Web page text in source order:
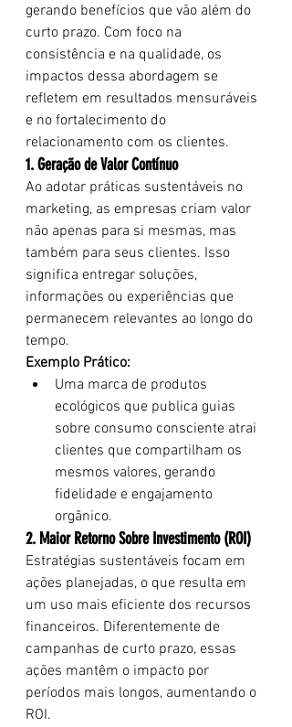
gerando benefícios que vão além do
curto prazo. Com foco na
consistência e na qualidade, os
impactos dessa abordagem se
refletem em resultados mensuráveis
e no fortalecimento do
relacionamento com os clientes.
1. Geração de Valor Contínuo
Ao adotar práticas sustentáveis no
marketing, as empresas criam valor
não apenas para si mesmas, mas
também para seus clientes. Isso
significa entregar soluções,
informações ou experiências que
permanecem relevantes ao longo do
tempo.
Exemplo Prático:
Uma marca de produtos
ecológicos que publica guias
sobre consumo consciente atrai
clientes que compartilham os
mesmos valores, gerando
fidelidade e engajamento
orgânico.
2. Maior Retorno Sobre Investimento (ROI)
Estratégias sustentáveis focam em
ações planejadas, o que resulta em
um uso mais eficiente dos recursos
financeiros. Diferentemente de
campanhas de curto prazo, essas
ações mantêm o impacto por
períodos mais longos, aumentando o
ROI.